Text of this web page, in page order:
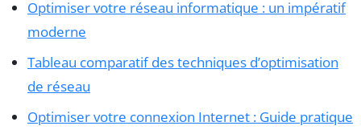
Optimiser votre réseau informatique : un impératif
moderne
Tableau comparatif des techniques d’optimisation
de réseau
Optimiser votre connexion Internet : Guide pratique